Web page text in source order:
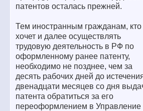
патентов осталась прежней.
Тем иностранным гражданам, кто
хочет и далее осуществлять
трудовую деятельность в РФ по
оформленному ранее патенту,
необходимо не позднее, чем за
десять рабочих дней до
двенадцати месяцев со дня
патента обратиться за его
переоформлением в Управление